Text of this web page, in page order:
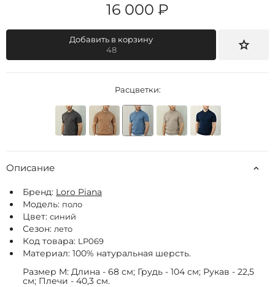
16 000 ₽
Добавить в корзину
48
Расцветки:
Описание
Бренд: Loro Piana
Модель: поло
Цвет: синий
Сезон: лето
Код товара: LP069
Материал: 100% натуральная шерсть.
Размер M: Длина - 68 см; Грудь - 104 см; Рукав - 22,5
см; Плечи - 40,3 см.